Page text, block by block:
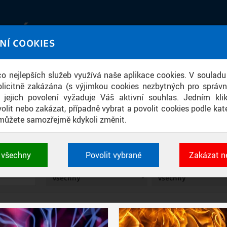
COOKIES
nejlepších služeb využívá naše aplikace cookies. V
zakázána (s výjimkou cookies nezbytných pro
povolení vyžaduje Váš aktivní souhlas. Jedním
nebo zakázat, případně vybrat a povolit cookies podle
samozřejmě kdykoli změnit.
a identifikátorů relace. Jsou nezbytné pro
Povolit vybrané Zakázat
obrazem a zvukem
PUBLIKACE